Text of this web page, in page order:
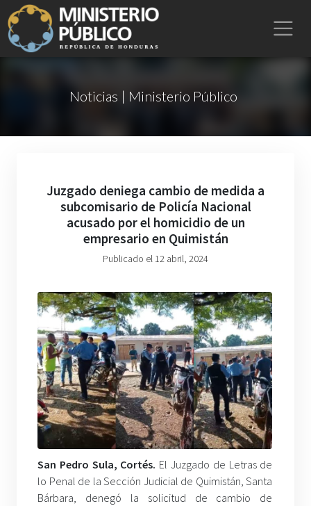
Noticias | Ministerio Público
Juzgado deniega cambio de medida a
subcomisario de Policía Nacional
acusado por el homicidio de un
empresario en Quimistán
Publicado el 12 abril, 2024
San Pedro Sula, Cortés. El Juzgado de Letras de
lo Penal de la Sección Judicial de Quimistán, Santa
Bárbara, denegó la solicitud de cambio de